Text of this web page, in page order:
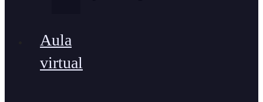
Aula
virtual